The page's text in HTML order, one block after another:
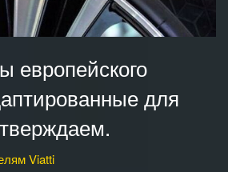
для
Viatti